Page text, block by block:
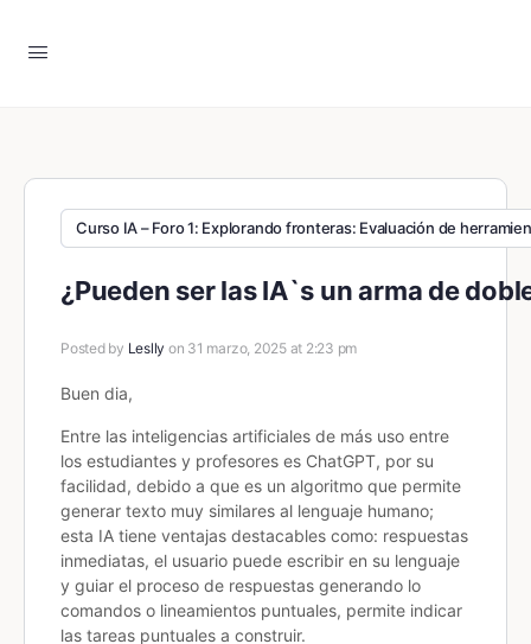
Curso IA – Foro 1: Explorando fronteras: Evaluación de
¿Pueden ser las IA`s un arma de
Posted by Leslly on 31 marzo, 2025 at 2:23 pm
Buen dia,
Entre las inteligencias artificiales de más uso entre
los estudiantes y profesores es ChatGPT, por su
facilidad, debido a que es un algoritmo que permite
generar texto muy similares al lenguaje humano;
esta IA tiene ventajas destacables como: respuestas
inmediatas, el usuario puede escribir en su lenguaje
y guiar el proceso de respuestas generando lo
comandos o lineamientos puntuales, permite indicar
las tareas puntuales a construir.